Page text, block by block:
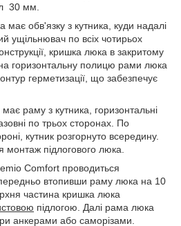
30 мм.
обв'язку з кутника, куди надалі
ущільнювач по всіх чотирьох
кришка люка в закритому
горизонтальну полицю рами люка
герметизації, що забезпечує
раму з кутника, горизонтальні
по трьох сторонах. По
кутник розгорнуто всередину.
підлогового люка.
Comfort проводиться
втопивши раму люка на 10
частина кришка люка
підлогою. Далі рама люка
анкерами або саморізами.